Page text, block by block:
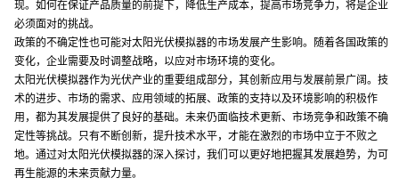
现。如何在保证产品质量的前提下，降低生产成本，提高市场竞争力，将是企业
必须面对的挑战。
政策的不确定性也可能对太阳光伏模拟器的市场发展产生影响。随着各国政策的
变化，企业需要及时调整战略，以应对市场环境的变化。
太阳光伏模拟器作为光伏产业的重要组成部分，其创新应用与发展前景广阔。技
术的进步、市场的需求、应用领域的拓展、政策的支持以及环境影响的积极作
用，都为其发展提供了良好的基础。未来仍面临技术更新、市场竞争和政策不确
定性等挑战。只有不断创新，提升技术水平，才能在激烈的市场中立于不败之
地。通过对太阳光伏模拟器的深入探讨，我们可以更好地把握其发展趋势，为可
再生能源的未来贡献力量。